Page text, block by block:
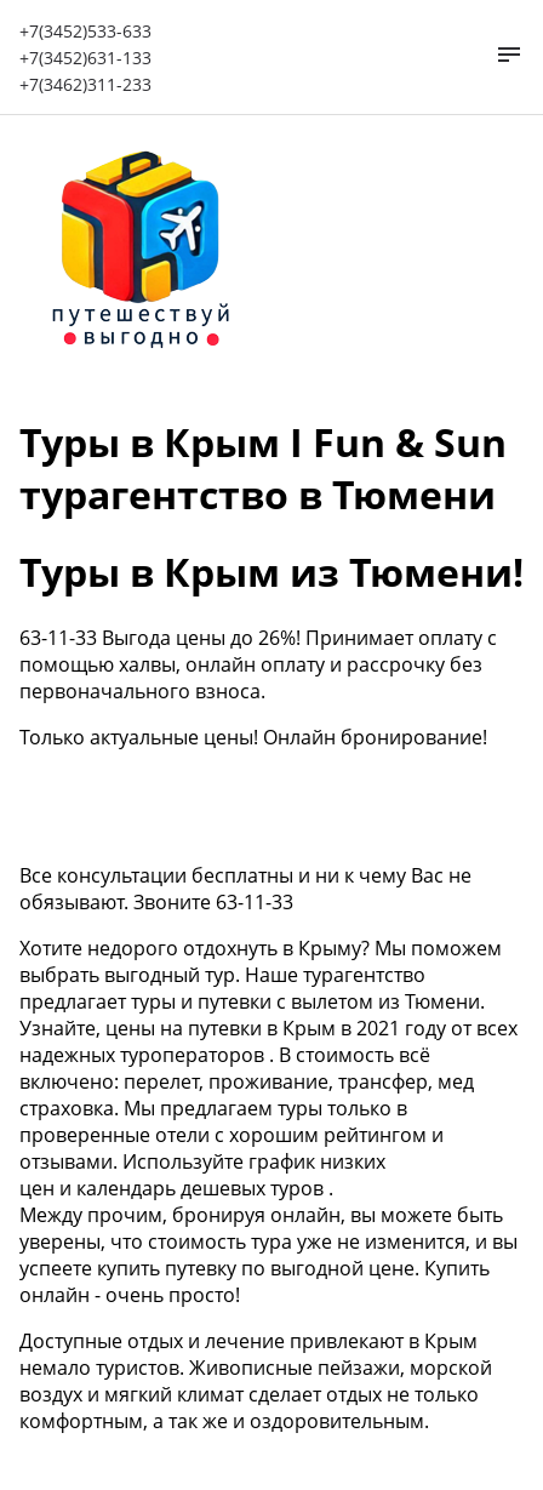
+7(3452)533-633
+7(3452)631-133
+7(3462)311-233
Туры в Крым I Fun & Sun
турагентство в Тюмени
Туры в Крым из Тюмени!
63-11-33 Выгода цены до 26%! Принимает оплату с
помощью халвы, онлайн оплату и рассрочку без
первоначального взноса.
Только актуальные цены! Онлайн бронирование!
Все консультации бесплатны и ни к чему Вас не
обязывают. Звоните 63-11-33
Хотите недорого отдохнуть в Крыму? Мы поможем
выбрать выгодный тур. Наше турагентство
предлагает туры и путевки с вылетом из Тюмени.
Узнайте, цены на путевки в Крым в 2021 году от всех
надежных туроператоров . В стоимость всё
включено: перелет, проживание, трансфер, мед
страховка. Мы предлагаем туры только в
проверенные отели с хорошим рейтингом и
отзывами. Используйте график низких
цен и календарь дешевых туров .
Между прочим, бронируя онлайн, вы можете быть
уверены, что стоимость тура уже не изменится, и вы
успеете купить путевку по выгодной цене. Купить
онлайн - очень просто!
Доступные отдых и лечение привлекают в Крым
немало туристов. Живописные пейзажи, морской
воздух и мягкий климат сделает отдых не только
комфортным, а так же и оздоровительным.